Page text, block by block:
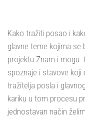
Kako tražiti posao i
glavne teme kojima se
projektu Znam i mogu.
spoznaje i stavove koji
tražitelja posla i
kariku u tom procesu
jednostavan način